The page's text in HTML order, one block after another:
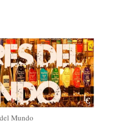
Mundo